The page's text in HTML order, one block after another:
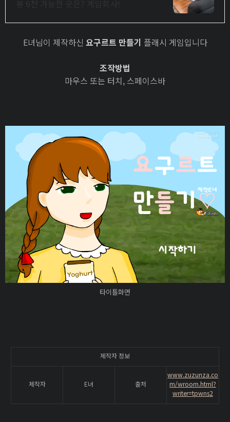
E녀님이 제작하신 요구르트 만들기 플래시 게임입니다
조작방법
마우스 또는 터치, 스페이스바
타이틀화면
제작자 정보
제작자 E녀 출처
www.zuzunza.co
m/wroom.html?
writer=tpwns2